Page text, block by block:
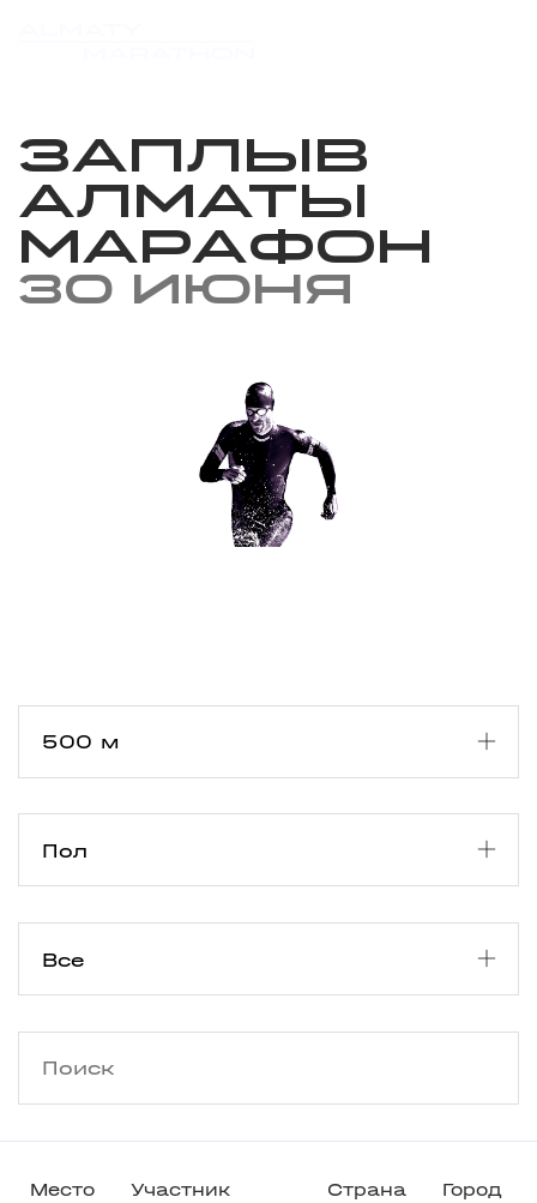
Заплыв
Алматы
Марафон
30 июня
Место Участник Страна Город